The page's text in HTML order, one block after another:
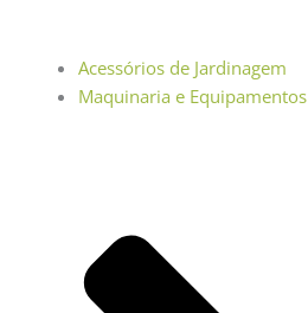
Acessórios de Jardinagem
Maquinaria e Equipamentos